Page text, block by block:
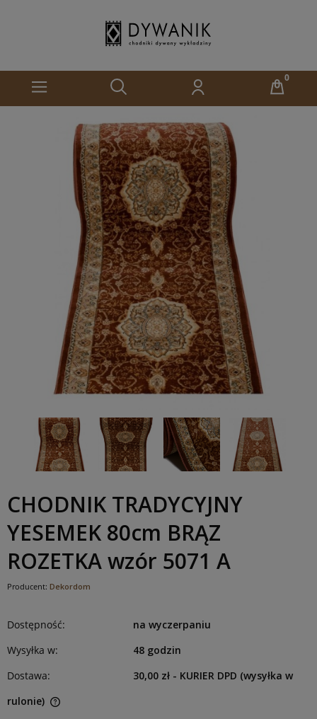
CHODNIK TRADYCYJNY
YESEMEK 80cm BRĄZ
ROZETKA wzór 5071 A
Producent: Dekordom
Dostępność:
na wyczerpaniu
Wysyłka w:
48 godzin
Dostawa:
30,00 zł - KURIER DPD (wysyłka w
rulonie)